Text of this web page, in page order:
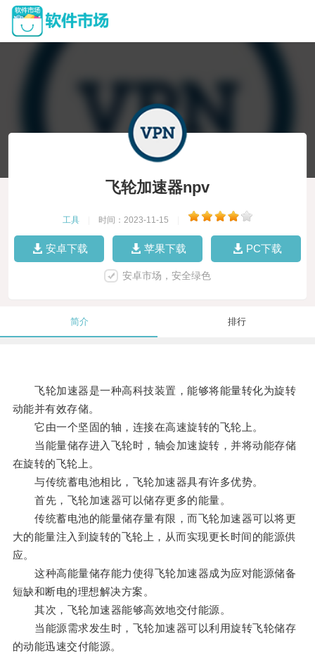
飞轮加速器npv
工具 时间：2023-11-15
安卓下载 苹果下载 PC下载
安卓市场，安全绿色
简介 排行
飞轮加速器是一种高科技装置，能够将能量转化为旋转
动能并有效存储。
它由一个坚固的轴，连接在高速旋转的飞轮上。
当能量储存进入飞轮时，轴会加速旋转，并将动能存储
在旋转的飞轮上。
与传统蓄电池相比，飞轮加速器具有许多优势。
首先，飞轮加速器可以储存更多的能量。
传统蓄电池的能量储存量有限，而飞轮加速器可以将更
大的能量注入到旋转的飞轮上，从而实现更长时间的能源供
应。
这种高能量储存能力使得飞轮加速器成为应对能源储备
短缺和断电的理想解决方案。
其次，飞轮加速器能够高效地交付能源。
当能源需求发生时，飞轮加速器可以利用旋转飞轮储存
的动能迅速交付能源。